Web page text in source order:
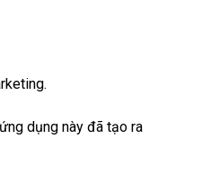
dụng này đã tạo ra